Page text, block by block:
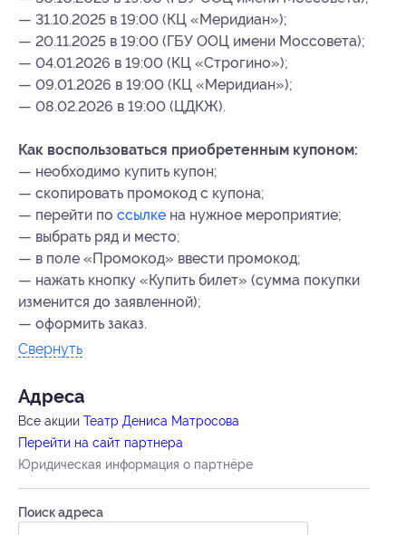
— 31.10.2025 в 19:00 (КЦ «Меридиан»);
— 20.11.2025 в 19:00 (ГБУ ООЦ имени Моссовета);
— 04.01.2026 в 19:00 (КЦ «Строгино»);
— 09.01.2026 в 19:00 (КЦ «Меридиан»);
— 08.02.2026 в 19:00 (ЦДКЖ).
Как воспользоваться приобретенным купоном:
— необходимо купить купон;
— скопировать промокод с купона;
— перейти по ссылке на нужное мероприятие;
— выбрать ряд и место;
— в поле «Промокод» ввести промокод;
— нажать кнопку «Купить билет» (сумма покупки
изменится до заявленной);
— оформить заказ.
Свернуть
Адресa
Все акции Театр Дениса Матросова
Перейти на сайт партнера
Юридическая информация о партнёре
Поиск адреса